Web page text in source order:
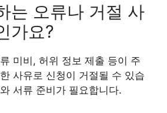
는 오류나 거절 사
가요?
미비, 허위 정보 제출 등이 주
사유로 신청이 거절될 수 있습
서류 준비가 필요합니다.